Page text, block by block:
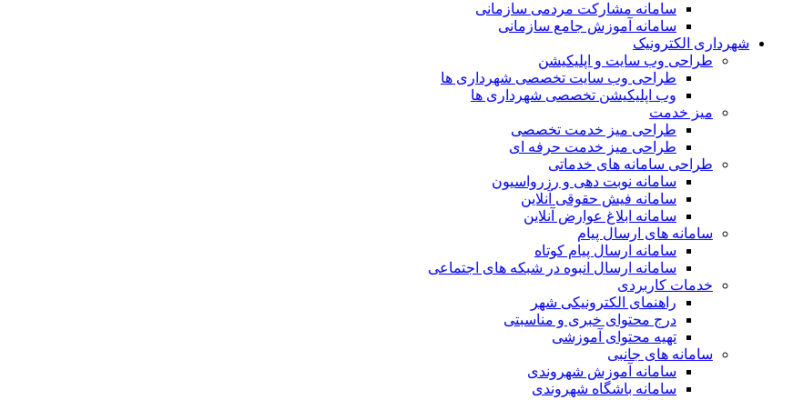
سامانه مشارکت مردمی سازمانی
سامانه آموزش جامع سازمانی
شهرداری الکترونیک
طراحی وب سایت و اپلیکیشن
طراحی وب سایت تخصصی شهرداری ها
وب اپلیکیشن تخصصی شهرداری ها
میز خدمت
طراحی میز خدمت تخصصی
طراحی میز خدمت حرفه ای
طراحی سامانه های خدماتی
سامانه نوبت دهی و رزرواسیون
سامانه فیش حقوقی آنلاین
سامانه ابلاغ عوارض آنلاین
سامانه های ارسال پیام
سامانه ارسال پیام کوتاه
سامانه ارسال انبوه در شبکه های اجتماعی
خدمات کاربردی
راهنمای الکترونیکی شهر
درج محتوای خبری و مناسبتی
تهیه محتوای آموزشی
سامانه های جانبی
سامانه آموزش شهروندی
سامانه باشگاه شهروندی